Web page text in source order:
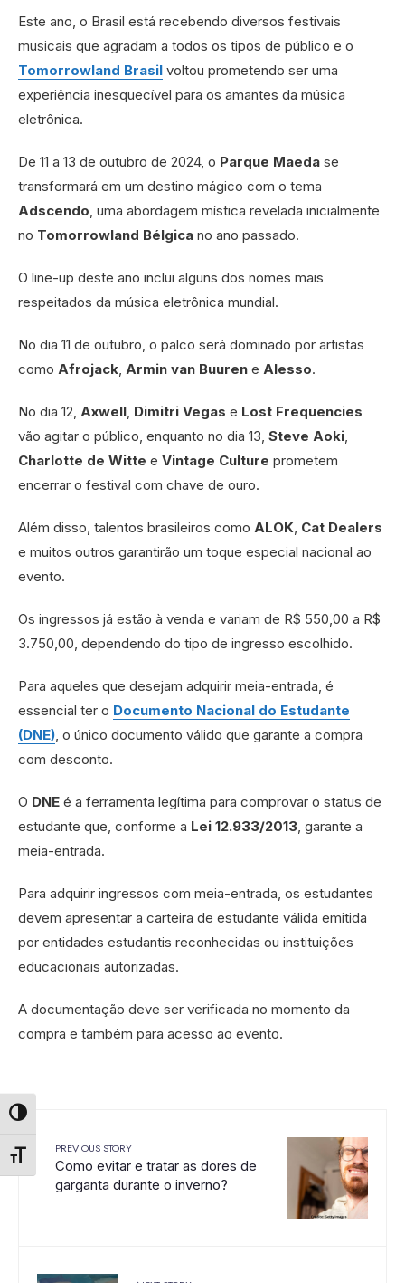
Alternar alto contraste
Alternar tamanho da fonte
Este ano, o Brasil está recebendo diversos festivais
musicais que agradam a todos os tipos de público e o
Tomorrowland Brasil voltou prometendo ser uma
experiência inesquecível para os amantes da música
eletrônica.
De 11 a 13 de outubro de 2024, o Parque Maeda se
transformará em um destino mágico com o tema
Adscendo , uma abordagem mística revelada inicialmente
no Tomorrowland Bélgica no ano passado.
O line-up deste ano inclui alguns dos nomes mais
respeitados da música eletrônica mundial.
No dia 11 de outubro, o palco será dominado por artistas
como Afrojack Armin van Buuren e Alesso.
No dia 12, Axwell Dimitri Vegas e Lost Frequencies
vão agitar o público, enquanto no dia 13, Steve Aoki
Charlotte de Witte e Vintage Culture prometem
encerrar o festival com chave de ouro.
Além disso, talentos brasileiros como ALOK Cat Dealers
e muitos outros garantirão um toque especial nacional ao
evento.
Os ingressos já estão à venda e variam de R$ 550,00 a R$
3.750,00, dependendo do tipo de ingresso escolhido.
Para aqueles que desejam adquirir meia-entrada, é
essencial ter o Documento Nacional do Estudante
(DNE) , o único documento válido que garante a compra
com desconto.
O DNE é a ferramenta legítima para comprovar o status de
estudante que, conforme a Lei 12.933/2013 , garante a
meia-entrada.
Para adquirir ingressos com meia-entrada, os estudantes
devem apresentar a carteira de estudante válida emitida
por entidades estudantis reconhecidas ou instituições
educacionais autorizadas.
A documentação deve ser verificada no momento da
compra e também para acesso ao evento.
PREVIOUS STORY
Como evitar e tratar as dores de
garganta durante o inverno?